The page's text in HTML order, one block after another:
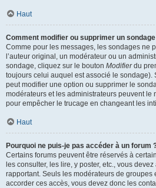
Haut
Comment modifier ou supprimer un
Comme pour les messages, les sondages ne
l’auteur original, un modérateur ou un
sondage, cliquez sur le bouton Modifierdu
toujours celui auquel est associé le sondage).
peut modifier une option ou supprimer le
modérateurs et les administrateurs peuvent le
pour empêcher le trucage en changeant les
Haut
Pourquoi ne puis-je pas accéder à un forum
Certains forums peuvent être réservés à
les consulter, les lire, y poster, etc., vous
rapportant. Seuls les modérateurs de groupes
accorder ces accès, vous devez donc les